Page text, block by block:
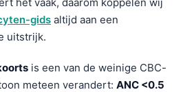
gids altijd aan een
uitstrijk.
is een van de weinige CBC-
meteen verandert: ANC <0.5